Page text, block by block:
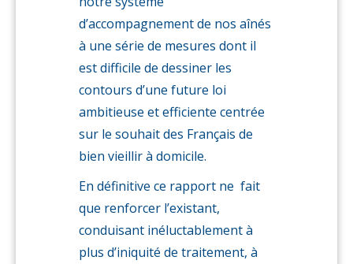
d’accompagnement de nos aînés
à une série de mesures dont il
est difficile de dessiner les
contours d’une future loi
ambitieuse et efficiente centrée
sur le souhait des Français de
bien vieillir à domicile.
En définitive ce rapport ne fait
que renforcer l’existant,
conduisant inéluctablement à
plus d’iniquité de traitement, à